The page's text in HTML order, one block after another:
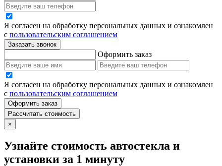
Я согласен на обработку персональных данных и ознакомлен
с пользовательским соглашением
Заказать звонок
Оформить заказ
Я согласен на обработку персональных данных и ознакомлен
с пользовательским соглашением
Оформить заказ
Рассчитать стоимость
×
Узнайте стоимость автостекла и
установки за 1 минуту